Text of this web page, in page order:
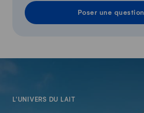
Poser une question
L'UNIVERS DU LAIT